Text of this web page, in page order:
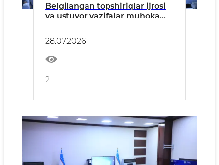
Belgilangan topshiriqlar ijrosi
va ustuvor vazifalar muhokama
28.07.2026
2